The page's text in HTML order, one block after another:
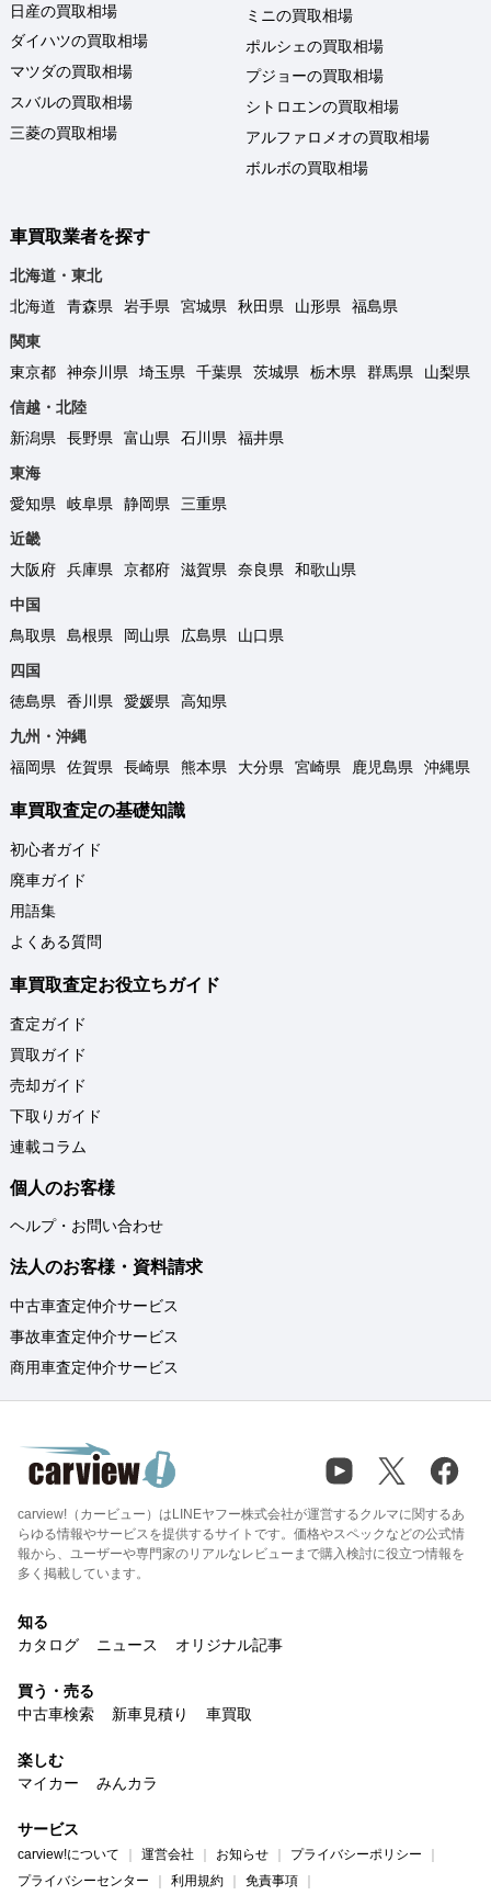
日産の買取相場
ダイハツの買取相場
マツダの買取相場
スバルの買取相場
三菱の買取相場
ミニの買取相場
ポルシェの買取相場
プジョーの買取相場
シトロエンの買取相場
アルファロメオの買取相場
ボルボの買取相場
車買取業者を探す
北海道・東北
北海道
青森県 岩手県 宮城県 秋田県 山形県
福島県
関東
東京都
神奈川県 埼玉県 千葉県 茨城県 栃木県 群馬県
山梨県
信越・北陸
新潟県
長野県 富山県 石川県
福井県
東海
愛知県
岐阜県 静岡県
三重県
近畿
大阪府
兵庫県 京都府 滋賀県 奈良県
和歌山県
中国
鳥取県
島根県 岡山県 広島県
山口県
四国
徳島県
香川県 愛媛県
高知県
九州・沖縄
福岡県
佐賀県 長崎県 熊本県 大分県 宮崎県 鹿児島県 沖縄県
車買取査定の基礎知識
初心者ガイド
廃車ガイド
用語集
よくある質問
車買取査定お役立ちガイド
査定ガイド
買取ガイド
売却ガイド
下取りガイド
連載コラム
個人のお客様
ヘルプ・お問い合わせ
法人のお客様・資料請求
中古車査定仲介サービス
事故車査定仲介サービス
商用車査定仲介サービス
carview!（カービュー）はLINEヤフー株式会社が運営するクルマに関するあ
らゆる情報やサービスを提供するサイトです。価格やスペックなどの公式情
報から、ユーザーや専門家のリアルなレビューまで購入検討に役立つ情報を
多く掲載しています。
知る
カタログ
ニュース オリジナル記事
買う・売る
中古車検索
新車見積り 車買取
楽しむ
マイカー
みんカラ
サービス
carview!について 運営会社 お知らせ
プライバシーポリシー
プライバシーセンター
利用規約 免責事項